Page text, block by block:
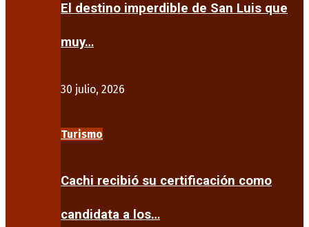
El destino imperdible de San Luis que
muy…
30 julio, 2026
Turismo
Cachi recibió su certificación como
candidata a los…